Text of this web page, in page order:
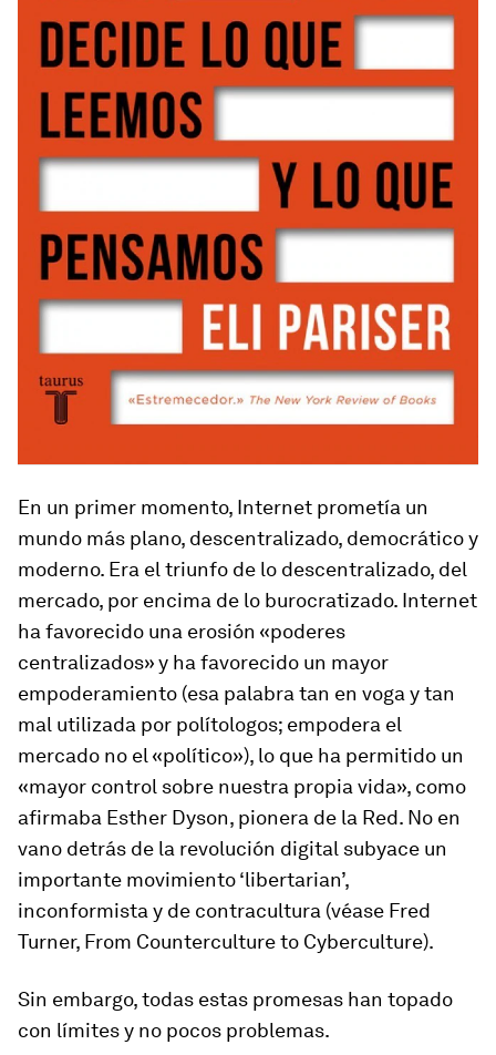
En un primer momento, Internet prometía un
mundo más plano, descentralizado, democrático y
moderno. Era el triunfo de lo descentralizado, del
mercado, por encima de lo burocratizado. Internet
ha favorecido una erosión «poderes
centralizados» y ha favorecido un mayor
empoderamiento (esa palabra tan en voga y tan
mal utilizada por polítologos; empodera el
mercado no el «político»), lo que ha permitido un
«mayor control sobre nuestra propia vida», como
afirmaba Esther Dyson, pionera de la Red. No en
vano detrás de la revolución digital subyace un
importante movimiento ‘libertarian’,
inconformista y de contracultura (véase Fred
Turner, From Counterculture to Cyberculture).
Sin embargo, todas estas promesas han topado
con límites y no pocos problemas.